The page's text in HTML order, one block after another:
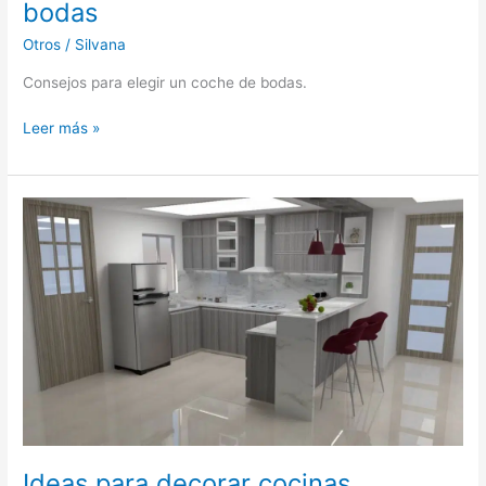
bodas
Otros / Silvana
Consejos para elegir un coche de bodas.
Consejos
elegir
un
coche
de
bodas
Leer más »